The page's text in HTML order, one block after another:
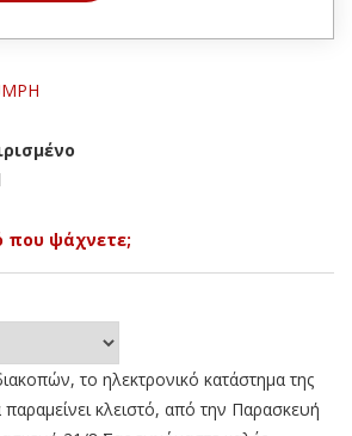
που ψάχνετε;
το ηλεκτρονικό κατάστημα της
κλειστό, από την Παρασκευή